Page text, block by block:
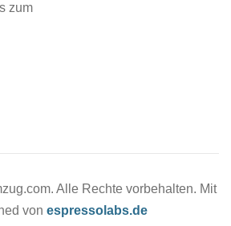
zum
Alle Rechte vorbehalten. Mit
von espressolabs.de